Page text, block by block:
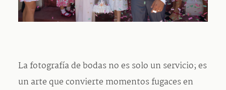
La fotografía de bodas no es solo un servicio; es
un arte que convierte momentos fugaces en